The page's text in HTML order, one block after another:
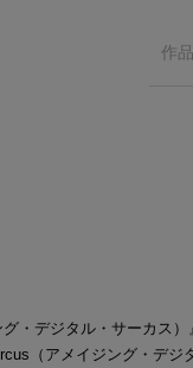
・デジタル・サーカス）
（アメイジング・デジ